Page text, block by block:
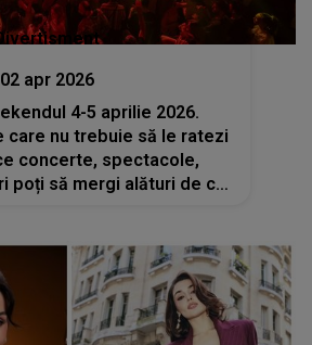
02 apr 2026
4-5 aprilie 2026.
care nu trebuie să le ratezi
concerte, spectacole,
poți să mergi alături de cei